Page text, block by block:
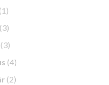
(1)
(3)
(3)
(4)
(2)